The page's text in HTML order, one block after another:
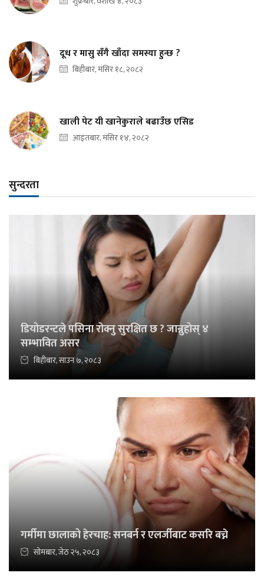
दूध र मासु सँगै खाँदा समस्या हुन्छ ?
बिहीबार, मंसिर १८, २०८२
खाली पेट यी खानेकुराले बढाउँछ एसिड
आइतबार, मंसिर १४, २०८२
सुन्दरता
डियोडरन्टले पसिना रोक्नु सुरक्षित छ ? जान्नुहोस् ४
सम्भावित असर
बिहीबार, साउन ७, २०८३
गर्मीमा छालाको हेरचाह: सनबर्न र एलर्जीबाट कसरि बच्ने
सोमबार, जेठ २५, २०८३